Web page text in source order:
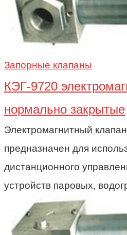
Запорные клапаны
КЭГ-9720
нормально закрытые
Электромагнитный
предназначен для
дистанционного
устройств паровых,